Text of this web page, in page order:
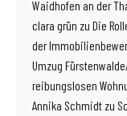
Waidhofen an der
clara grün zu Die
der
Umzug
reibungslosen
Annika Schmidt zu